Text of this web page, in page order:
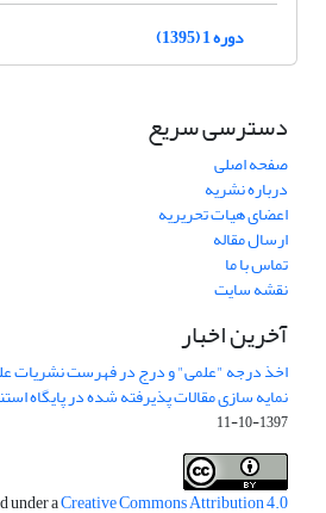
دوره 1 (1395)
دسترسی سریع
صفحه اصلی
درباره نشریه
اعضای هیات تحریریه
ارسال مقاله
تماس با ما
نقشه سایت
آخرین اخبار
اخذ درجه "علمی" و درج در فهرست نشریات
نمایه سازی مقالات پذیرفته شده در پایگاه
1397-10-11
under aCreative Commons Attribution 4.0